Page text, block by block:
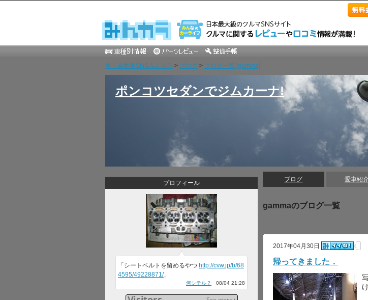
車・自動車SNSみんカラ > ブログ > ブログ一覧 [gamma]
ポンコツセダンでジムカーナ!
ブログ 愛車紹
gammaのブログ一覧
2017年04月30日
帰ってきました．
プロフィール
「シートベルトを留めるやつ http://cvw.jp/b/68
4595/49228871/」
何シテル？ 08/04 21:28